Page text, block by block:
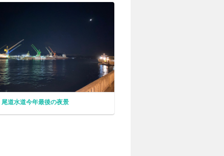
尾道水道今年最後の夜景